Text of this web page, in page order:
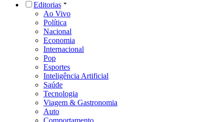
Editorias
Ao Vivo
Política
Nacional
Economia
Internacional
Pop
Esportes
Inteligência Artificial
Saúde
Tecnologia
Viagem & Gastronomia
Auto